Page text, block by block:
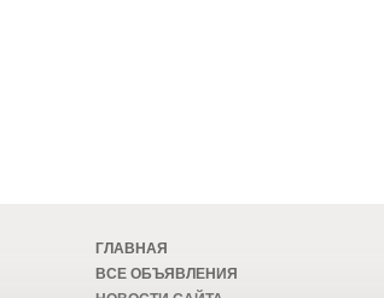
ГЛАВНАЯ
ВСЕ ОБЪЯВЛЕНИЯ